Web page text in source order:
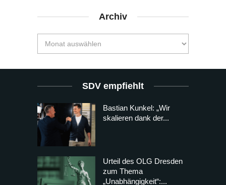
Archiv
SDV empfiehlt
Bastian Kunkel: „Wir
skalieren dank der...
Urteil des OLG Dresden
zum Thema
„Unabhängigkeit“:...